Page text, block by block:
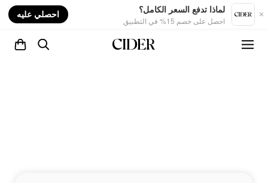
لماذا تدفع السعر الكامل؟
احصل على خصم 15% في التطبيق
احصلي عليه